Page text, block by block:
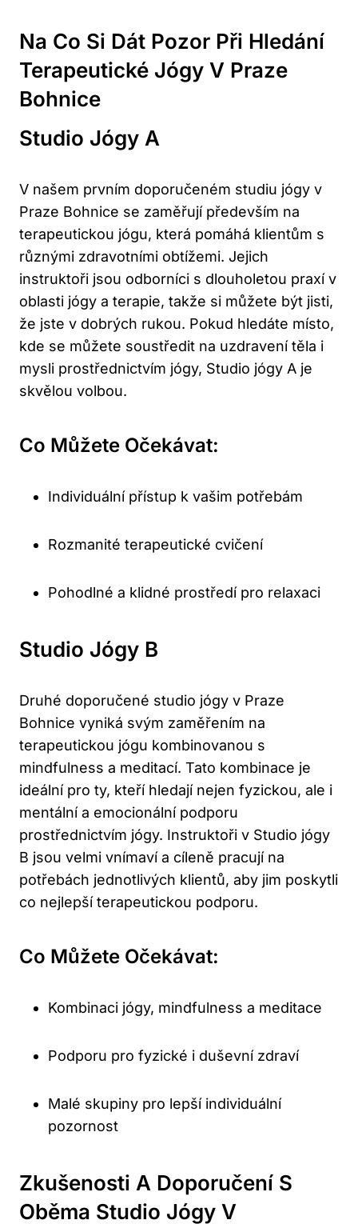
Na Co Si Dát Pozor Při Hledání
Terapeutické Jógy V Praze
Bohnice
Studio Jógy A
V našem prvním doporučeném studiu jógy v
Praze Bohnice se zaměřují především na
terapeutickou jógu, která pomáhá klientům s
různými zdravotními obtížemi. Jejich
instruktoři jsou odborníci s dlouholetou praxí v
oblasti jógy a terapie, takže si můžete být jisti,
že jste v dobrých rukou. Pokud hledáte místo,
kde se můžete soustředit na uzdravení těla i
mysli prostřednictvím jógy, Studio jógy A je
skvělou volbou.
Co Můžete Očekávat:
Individuální přístup k vašim potřebám
Rozmanité terapeutické cvičení
Pohodlné a klidné prostředí pro relaxaci
Studio Jógy B
Druhé doporučené studio jógy v Praze
Bohnice vyniká svým zaměřením na
terapeutickou jógu kombinovanou s
mindfulness a meditací. Tato kombinace je
ideální pro ty, kteří hledají nejen fyzickou, ale i
mentální a emocionální podporu
prostřednictvím jógy. Instruktoři v Studio jógy
B jsou velmi vnímaví a cíleně pracují na
potřebách jednotlivých klientů, aby jim poskytli
co nejlepší terapeutickou podporu.
Co Můžete Očekávat:
Kombinaci jógy, mindfulness a meditace
Podporu pro fyzické i duševní zdraví
Malé skupiny pro lepší individuální
pozornost
Zkušenosti A Doporučení S
Oběma Studio Jógy V